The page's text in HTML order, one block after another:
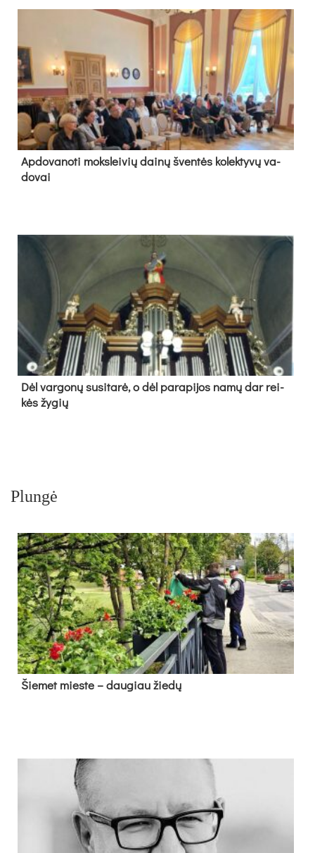
Ap­do­va­no­ti moks­lei­vių dai­nų šven­tės ko­lek­ty­vų va­
do­vai
Dėl var­go­nų su­si­ta­rė, o dėl pa­ra­pi­jos na­mų dar rei­
kės žy­gių
Plungė
Šie­met mies­te – dau­giau žie­dų